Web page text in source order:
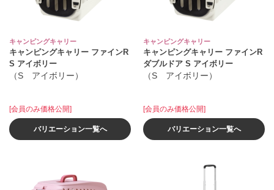
キャンピングキャリー
キャンピングキャリー ファインR
S アイボリー
（S アイボリー）
[会員のみ価格公開]
バリエーション一覧へ
キャンピングキャリー
キャンピングキャリー ファインR
ダブルドア S アイボリー
（S アイボリー）
[会員のみ価格公開]
バリエーション一覧へ